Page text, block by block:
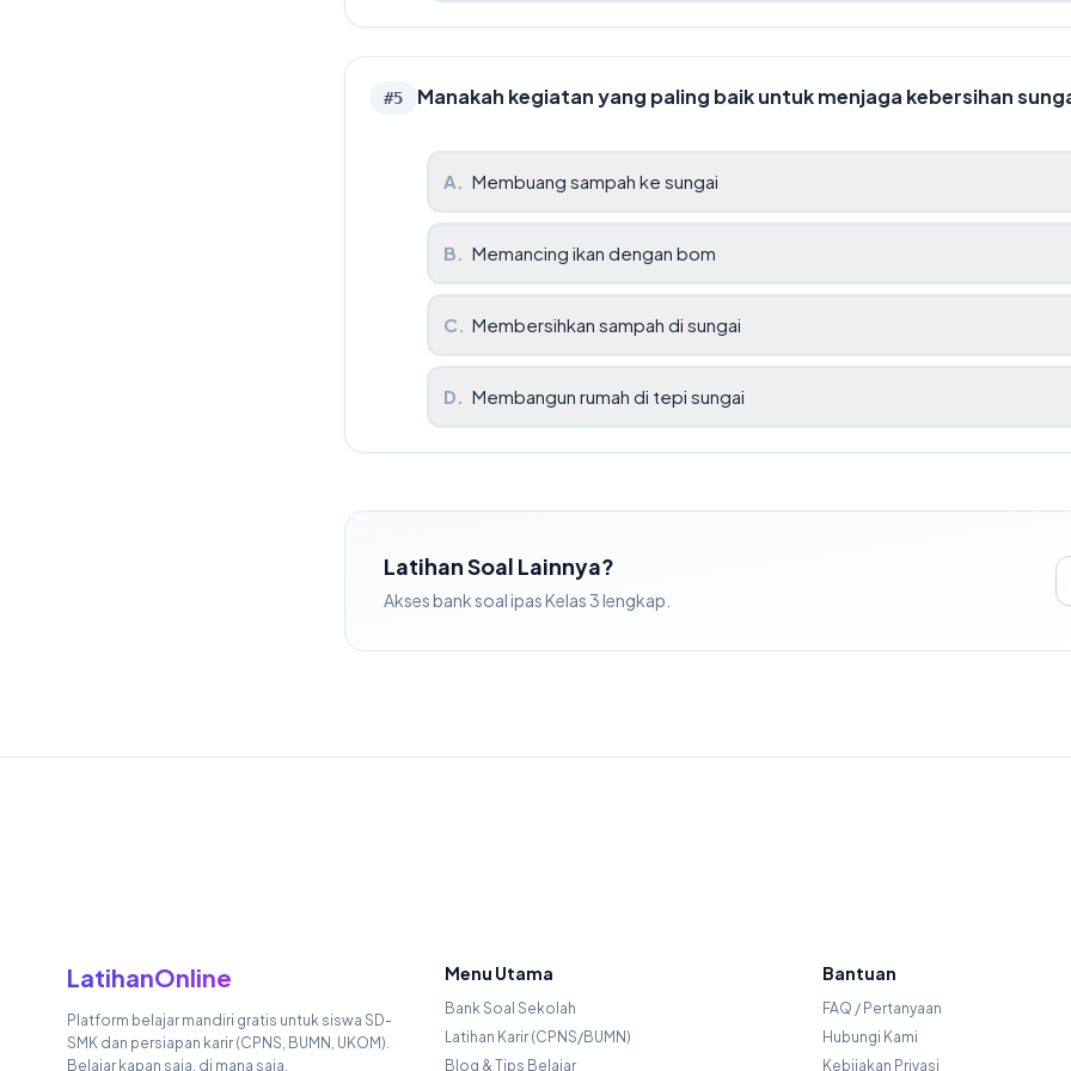
#5 Manakah kegiatan yang paling baik untuk menjaga kebersihan
A. Membuang sampah ke sungai
B. Memancing ikan dengan bom
C. Membersihkan sampah di sungai
D. Membangun rumah di tepi sungai
Latihan Soal Lainnya?
Akses bank soalipasKelas3lengkap.
LatihanOnline
Platform belajar mandiri gratis untuk siswa SD-
SMK dan persiapan karir (CPNS, BUMN, UKOM).
Belajar kapan saja, di mana saja.
Menu Utama
Bank Soal Sekolah
Latihan Karir (CPNS/BUMN)
Blog & Tips Belajar
Bantuan
FAQ / Pertanyaan
Hubungi Kami
Kebijakan Privasi